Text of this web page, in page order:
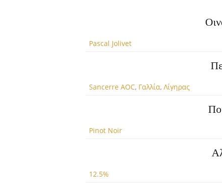
Pascal Jolivet
Sancerre AOC, Γαλλία,Λίγηρας
Pinot Noir
12.5%